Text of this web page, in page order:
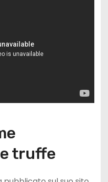
truffe